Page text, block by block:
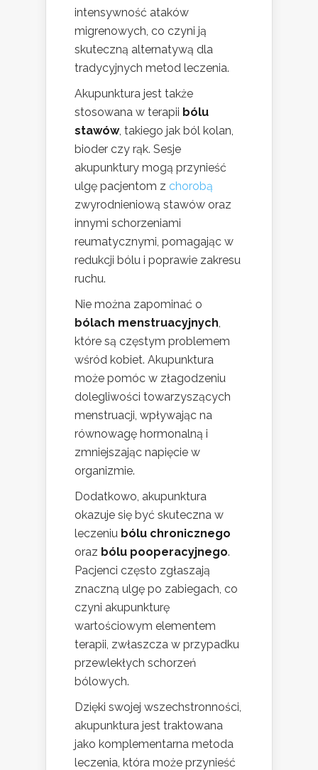
intensywność ataków
migrenowych, co czyni ją
skuteczną alternatywą dla
tradycyjnych metod leczenia.
Akupunktura jest także
stosowana w terapii bólu
stawów, takiego jak ból kolan,
bioder czy rąk. Sesje
akupunktury mogą przynieść
ulgę pacjentom z chorobą
zwyrodnieniową stawów oraz
innymi schorzeniami
reumatycznymi, pomagając w
redukcji bólu i poprawie zakresu
ruchu.
Nie można zapominać o
bólach menstruacyjnych
które są częstym problemem
wśród kobiet. Akupunktura
może pomóc w złagodzeniu
dolegliwości towarzyszących
menstruacji, wpływając na
równowagę hormonalną i
zmniejszając napięcie w
organizmie.
Dodatkowo, akupunktura
okazuje się być skuteczna w
leczeniu bólu chronicznego
oraz bólu pooperacyjnego.
Pacjenci często zgłaszają
znaczną ulgę po zabiegach, co
czyni akupunkturę
wartościowym elementem
terapii, zwłaszcza w przypadku
przewlekłych schorzeń
bólowych.
Dzięki swojej wszechstronności,
akupunktura jest traktowana
jako komplementarna metoda
leczenia, która może przynieść